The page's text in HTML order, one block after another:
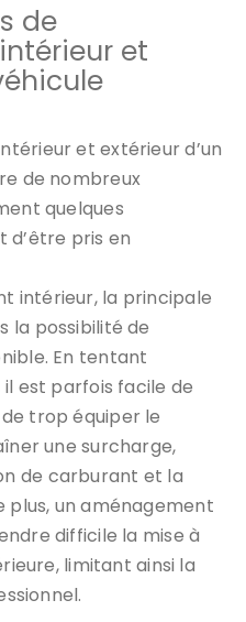
de
et
et extérieur d’un
de nombreux
quelques
d’être pris en
intérieur, la principale
la possibilité de
En tentant
est parfois facile de
trop équiper le
une surcharge,
de carburant et la
plus, un aménagement
difficile la mise à
limitant ainsi la